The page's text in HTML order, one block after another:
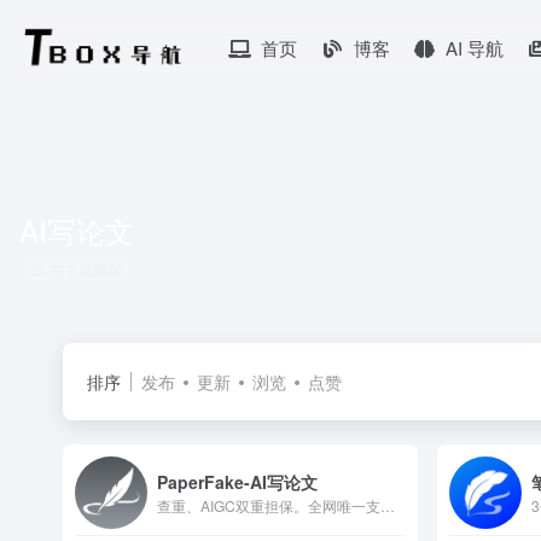
首页 博客 AI 导航
排序 发布 更新 浏览 点赞
PaperFake-AI写论文